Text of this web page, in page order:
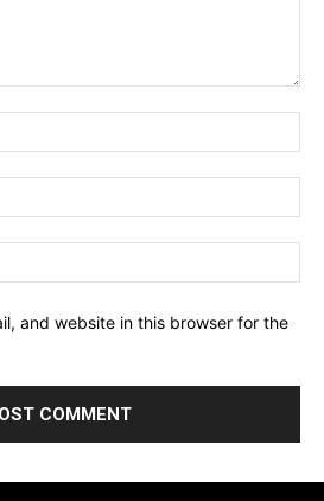
and website in this browser for the